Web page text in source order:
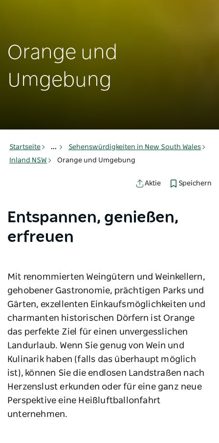
Orange und
Umgebung
Startseite ...
Sehenswürdigkeiten in New South Wales
Inland NSW
Orange und Umgebung
Aktie Speichern
Entspannen, genießen,
erfreuen
Mit renommierten Weingütern und Weinkellern,
gehobener Gastronomie, prächtigen Parks und
Gärten, exzellenten Einkaufsmöglichkeiten und
charmanten historischen Dörfern ist Orange
das perfekte Ziel für einen unvergesslichen
Landurlaub. Wenn Sie genug von Wein und
Kulinarik haben (falls das überhaupt möglich
ist), können Sie die endlosen Landstraßen nach
Herzenslust erkunden oder für eine ganz neue
Perspektive eine Heißluftballonfahrt
unternehmen.